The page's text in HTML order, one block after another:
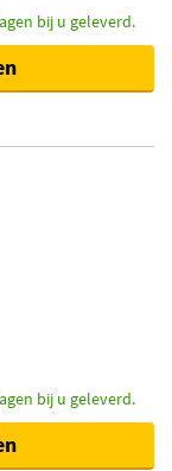
bij u geleverd.
bij u geleverd.